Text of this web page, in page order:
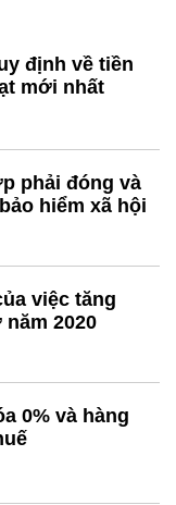
định về tiền
mới nhất
phải đóng và
hiểm xã hội
việc tăng
2020
0% và hàng